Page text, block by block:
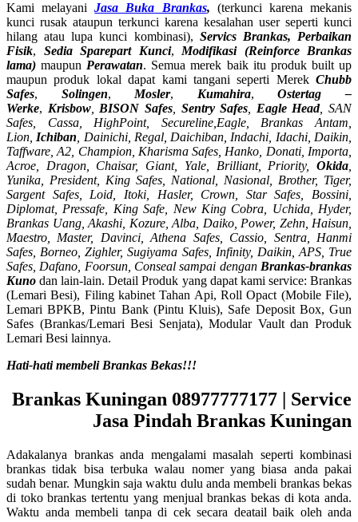
Kami melayaniJasa Buka Brankas, (terkunci karena mekanis
kunci rusak ataupun terkunci karena kesalahan user seperti kunci
hilang atau lupa kunci kombinasi), Servics Brankas, Perbaikan
Fisik, Sedia Sparepart Kunci, Modifikasi (Reinforce Brankas
lama) maupun Perawatan. Semua merek baik itu produk built up
maupun produk lokal dapat kami tangani seperti Merek Chubb
Safes, Solingen, Mosler, Kumahira,Ostertag –
Werke, Krisbow, BISON Safes, Sentry Safes Eagle Head, SAN
Safes, Cassa, HighPoint, Secureline, Eagle, Brankas Antam,
Lion, Ichiban , Dainichi, Regal, Daichiban, Indachi, Idachi, Daikin,
Taffware, A2, Champion, Kharisma Safes, Hanko, Donati, Importa,
Acroe, Dragon, Chaisar, Giant, Yale, Brilliant, Priority, Okida
Yunika, President, King Safes, National, Nasional, Brother, Tiger,
Sargent Safes, Loid, Itoki, Hasler, Crown, Star Safes, Bossini,
Diplomat, Pressafe, King Safe, New King Cobra, Uchida, Hyder,
Brankas Uang, Akashi, Kozure, Alba, Daiko, Power, Zehn, Haisun,
Maestro, Master, Davinci, Athena Safes, Cassio, Sentra, Hanmi
Safes, Borneo, Zighler, Sugiyama Safes, Infinity, Daikin, APS, True
Safes, Dafano, Foorsun, Conseal sampai dengan Brankas-brankas
Kuno dan lain-lain. Detail Produk yang dapat kami service: Brankas
(Lemari Besi), Filing kabinet Tahan Api, Roll Opact (Mobile File),
Lemari BPKB, Pintu Bank (Pintu Kluis), Safe Deposit Box, Gun
Safes (Brankas/Lemari Besi Senjata), Modular Vault dan Produk
Lemari Besi lainnya.
Hati-hati membeli Brankas Bekas!!!
Brankas Kuningan 08977777177 | Service
Jasa Pindah Brankas Kuningan
Adakalanya brankas anda mengalami masalah seperti kombinasi
brankas tidak bisa terbuka walau nomer yang biasa anda pakai
sudah benar. Mungkin saja waktu dulu anda membeli brankas bekas
di toko brankas tertentu yang menjual brankas bekas di kota anda.
Waktu anda membeli tanpa di cek secara deatail baik oleh anda